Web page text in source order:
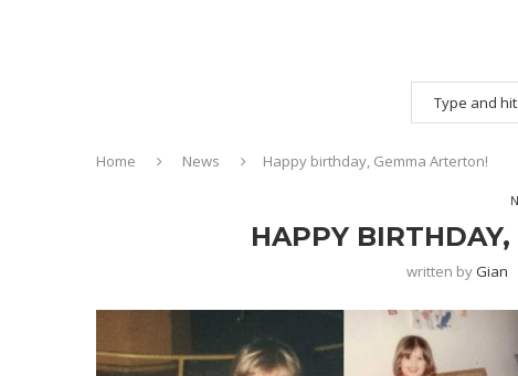
Home News Happy birthday, Gemma Arterton!
HAPPY
written byGian